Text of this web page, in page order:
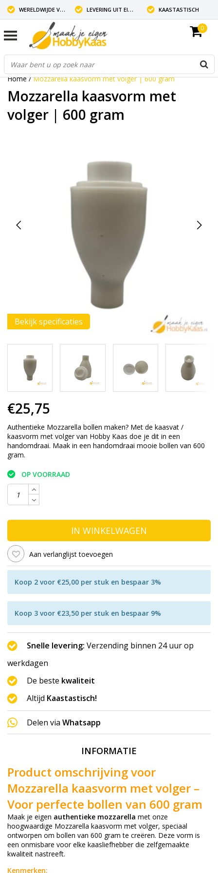
WERELDWIJDE VERZENDING LEVERING UIT EIGEN VOORRAAD KAASTASTISCH
0
Home/Mozzarella kaasvorm met volger | 600 gram
Mozzarella kaasvorm met
volger | 600 gram
Bekijk specificaties
€25,75
Authentieke Mozzarella bollen maken? Met de kaasvat /
kaasvorm met volger van Hobby Kaas doe je dit in een
handomdraai. Maak in een handomdraai mooie bollen van 600
gram.
OP VOORRAAD
IN WINKELWAGEN
Aan verlanglijst toevoegen
Koop 2 voor €25,00 per stuk en bespaar 3%
Koop 3 voor €23,50 per stuk en bespaar 9%
Snelle levering: Verzending binnen 24 uur op
werkdagen
De beste kwaliteit
Altijd Kaastastisch!
Delen via Whatsapp
INFORMATIE
Product omschrijving voor
Mozzarella kaasvorm met volger –
Voor perfecte bollen van 600 gram
Maak je eigen authentieke mozzarella met onze
hoogwaardige Mozzarella kaasvorm met volger, speciaal
ontworpen om bollen van 600 gram te creëren. Deze vorm is
een onmisbare voor elke kaasliefhebber die zelfgemaakte
kwaliteit nastreeft.
Kenmerken: